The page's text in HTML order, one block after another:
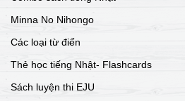
Minna No Nihongo
Các loại từ điển
Thẻ học tiếng Nhật- Flashcards
Sách luyện thi EJU